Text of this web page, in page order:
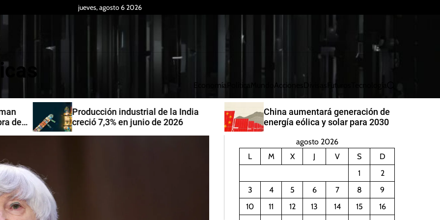
jueves, agosto 6 2026
Economía Política Acciones Divisas Futuros Tecnología
u
Producción industrial de la India
creció 7,3% en junio de 2026
China aumentará generación de
energía eólica y solar para 2030
agosto 2026
L
M X J V S
D
1
2
3
4 5 6 7 8
9
10
11 12 13 14 15
16